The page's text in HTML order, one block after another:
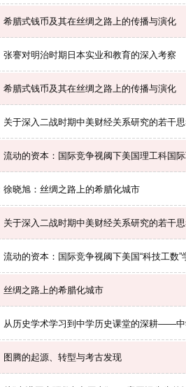
希腊式钱币及其在丝绸之路上的传播与演化
张謇对明治时期日本实业和教育的深入考察
希腊式钱币及其在丝绸之路上的传播与演化
关于深入二战时期中美财经关系研究的若干
流动的资本：国际竞争视阈下美国理工科国
徐晓旭：丝绸之路上的希腊化城市
关于深入二战时期中美财经关系研究的若干
流动的资本：国际竞争视阈下美国“科技工数
丝绸之路上的希腊化城市
从历史学术学习到中学历史课堂的深耕——
图腾的起源、转型与考古发现